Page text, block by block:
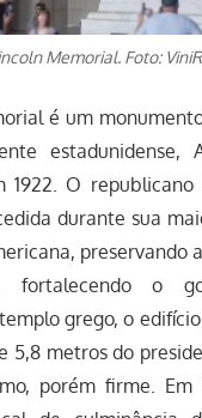
Memorial. Foto:
é um
estadunidense,
1922. O
durante sua
preservando
fortalecendo o
grego, o
5,8 metros do
porém firme.